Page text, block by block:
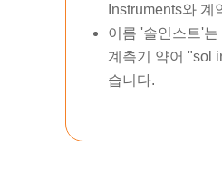
Instruments와 계
이름 '솔인스트'
계측기 약어 "sol
습니다.